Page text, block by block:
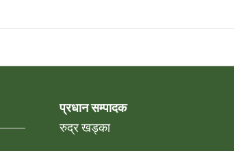
प्रधान सम्पादक
रुद्र खड्का